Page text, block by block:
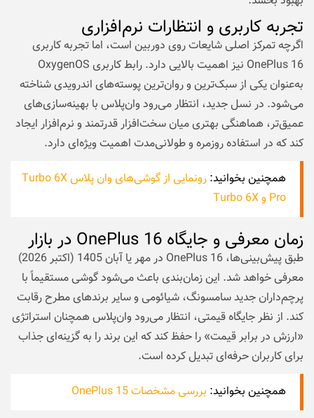
تجربه کاربری و انتظارات نرم‌افزاری
اگرچه تمرکز اصلی شایعات روی دوربین است، اما تجربه کاربری
OnePlus 16 نیز اهمیت بالایی دارد. رابط کاربری OxygenOS
به‌عنوان یکی از سبک‌ترین و روان‌ترین پوسته‌های اندرویدی شناخته
می‌شود. در نسل جدید، انتظار می‌رود وان‌پلاس با بهینه‌سازی‌های
عمیق‌تر، هماهنگی بهتری میان سخت‌افزار قدرتمند و نرم‌افزار ایجاد
کند که در استفاده روزمره و طولانی‌مدت اهمیت ویژه‌ای دارد.
همچنین بخوانید:
رونمایی از گوشی‌های وان پلاس Turbo 6X
Pro و Turbo 6X
زمان معرفی و جایگاه OnePlus 16 در بازار
طبق پیش‌بینی‌ها، OnePlus 16 در مهر یا آبان 1405 (اکتبر 2026)
معرفی خواهد شد. این زمان‌بندی باعث می‌شود گوشی مستقیماً با
پرچم‌داران جدید سامسونگ، شیائومی و سایر برندهای مطرح رقابت
کند. از نظر جایگاه قیمتی، انتظار می‌رود وان‌پلاس همچنان استراتژی
«ارزش در برابر قیمت» را حفظ کند که این برند را به گزینه‌ای جذاب
برای کاربران حرفه‌ای تبدیل کرده است.
همچنین بخوانید: بررسی مشخصات OnePlus 15